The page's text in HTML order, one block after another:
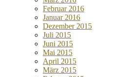
Februar 2016
Januar 2016
Dezember 2015
Juli 2015
Juni 2015
Mai 2015
April 2015
März 2015